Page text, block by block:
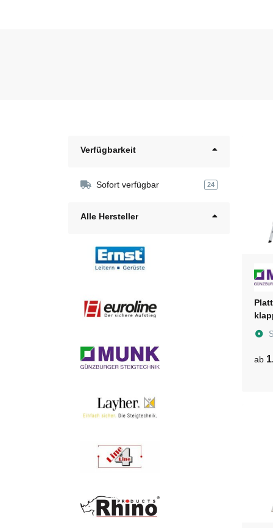
Verfügbarkeit
Sofort verfügbar 24
Alle Hersteller
ab